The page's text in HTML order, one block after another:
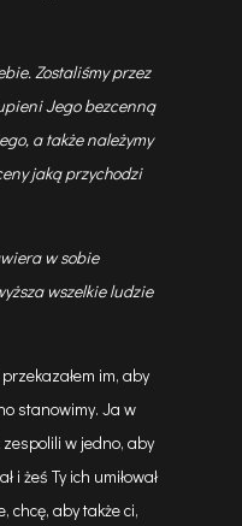
Zostaliśmy przez
Jego bezcenną
a także należymy
jaką przychodzi
w sobie
wszelkie ludzie
im, aby
stanowimy. Ja w
w jedno, aby
i żeś Ty ich umiłował
chcę, aby także ci,